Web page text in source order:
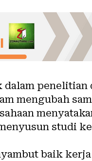
mengubah
studi
baik